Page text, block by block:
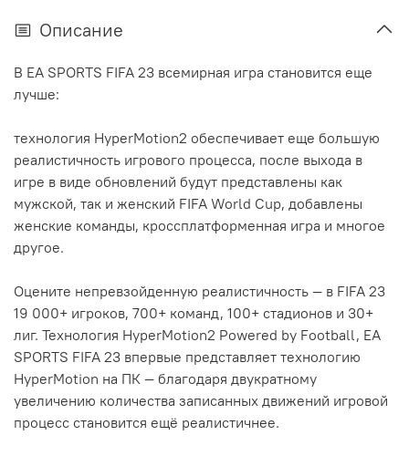
Описание
В EA SPORTS FIFA 23 всемирная игра становится еще
лучше:
технология HyperMotion2 обеспечивает еще большую
реалистичность игрового процесса, после выхода в
игре в виде обновлений будут представлены как
мужской, так и женский FIFA World Cup, добавлены
женские команды, кроссплатформенная игра и многое
другое.
Оцените непревзойденную реалистичность — в FIFA 23
19 000+ игроков, 700+ команд, 100+ стадионов и 30+
лиг. Технология HyperMotion2 Powered by Football, EA
SPORTS FIFA 23 впервые представляет технологию
HyperMotion на ПК — благодаря двукратному
увеличению количества записанных движений игровой
процесс становится ещё реалистичнее.